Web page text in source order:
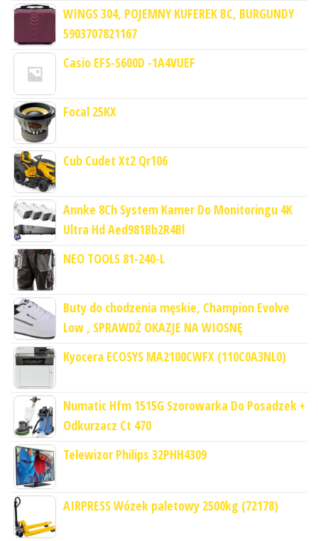
WINGS 304, POJEMNY KUFEREK BC, BURGUNDY
5903707821167
Casio EFS-S600D -1A4VUEF
Focal 25KX
Cub Cudet Xt2 Qr106
Annke 8Ch System Kamer Do Monitoringu 4K
Ultra Hd Aed981Bb2R4Bl
NEO TOOLS 81-240-L
Buty do chodzenia męskie, Champion Evolve
Low , SPRAWDŹ OKAZJE NA WIOSNĘ
Kyocera ECOSYS MA2100CWFX (110C0A3NL0)
Numatic Hfm 1515G Szorowarka Do Posadzek +
Odkurzacz Ct 470
Telewizor Philips 32PHH4309
AIRPRESS Wózek paletowy 2500kg (72178)